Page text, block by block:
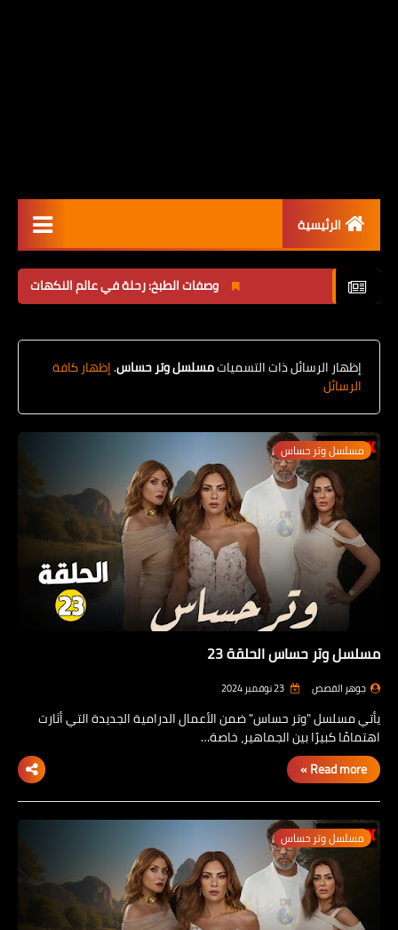
الرئيسية
مسلسلات عربية
أفلام
مسلسل العبقرى
مسلسل انا أم الموسم الثانى
مسلسل بنات ثانوى 2
مسلسل خريف القلب
وصفات الطبخ: رحلة في عالم النكهات كانوا
‏إظهار الرسائل ذات التسمياتمسلسل وتر حساس.إظهار كافة
الرسائل
مسلسل وتر حساس
مسلسل وتر حساس الحلقة 23
جوهر القصص
يأتي مسلسل "وتر حساس" ضمن الأعمال الدرامية الجديدة التي أثارت
اهتمامًا كبيرًا بين الجماهير، خاصة…
Read more »
مسلسل وتر حساس